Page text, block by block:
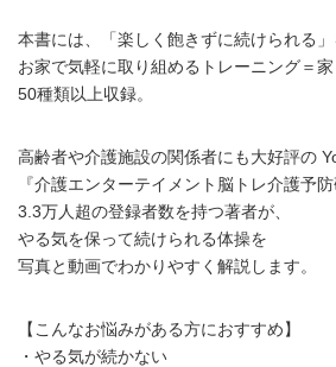
本書には、「楽しく飽きずに続けられる」
お家で気軽に取り組めるトレーニング＝
50種類以上収録。
高齢者や介護施設の関係者にも大好評の
『介護エンターテイメント脳トレ介護予
3.3万人超の登録者数を持つ著者が、
やる気を保って続けられる体操を
写真と動画でわかりやすく解説します。
【こんなお悩みがある方におすすめ】
・やる気が続かない